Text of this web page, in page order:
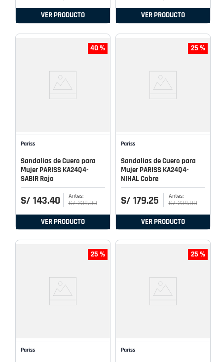
VER PRODUCTO VER PRODUCTO
40 %
Pariss
Sandalias de Cuero para
Mujer PARISS KA24Q4-
SABIR Rojo
S/ 143.40 S/ 239.00
VER PRODUCTO
25 %
Pariss
Sandalias de Cuero para
Mujer PARISS KA24Q4-
NIHAL Cobre
S/ 179.25 S/ 239.00
VER PRODUCTO
25 %
Pariss
25 %
Pariss